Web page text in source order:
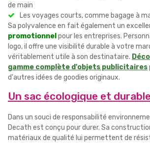
de main
Les voyages courts, comme bagage à
Sa polyvalence en fait également un
promotionnel pour les entreprises.
logo, il offre une visibilité durable à votre
véritablement utile à son destinataire.
gamme complète d'objets publicitaires
d'autres idées de goodies originaux.
Un sac écologique et durable
Dans un souci de responsabilité
Decath est conçu pour durer. Sa
matériaux de qualité lui permettent de